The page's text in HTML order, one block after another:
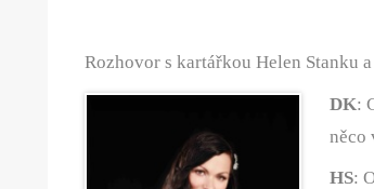
Rozhovor s kartářkou Helen Stanku
DK:
něco
HS: